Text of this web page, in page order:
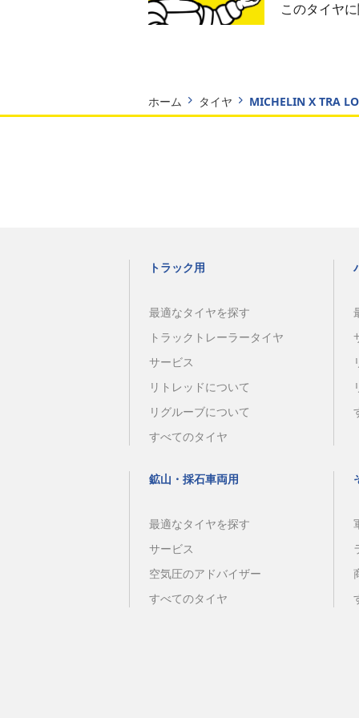
このタイヤ
ホーム タイヤ MICHELIN X TRA
トラック用
最適なタイヤを探す
トラックトレーラータイヤ
サービス
リトレッドについて
リグルーブについて
すべてのタイヤ
鉱山・採石車両用
最適なタイヤを探す
サービス
空気圧のアドバイザー
すべてのタイヤ